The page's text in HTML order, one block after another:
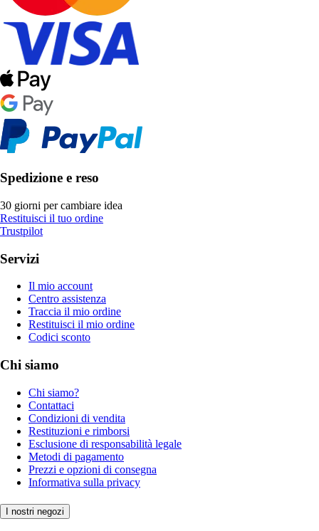
Spedizione e reso
30 giorni per cambiare idea
Restituisci il tuo ordine
Trustpilot
Servizi
Il mio account
Centro assistenza
Traccia il mio ordine
Restituisci il mio ordine
Codici sconto
Chi siamo
Chi siamo?
Contattaci
Condizioni di vendita
Restituzioni e rimborsi
Esclusione di responsabilità legale
Metodi di pagamento
Prezzi e opzioni di consegna
Informativa sulla privacy
I nostri negozi